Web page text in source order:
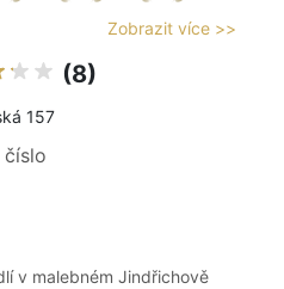
Zobrazit více >>
(8)
157
v malebném Jindřichově